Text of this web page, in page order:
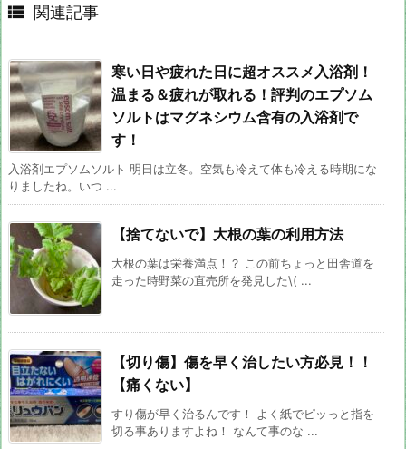
 関連記事
寒い日や疲れた日に超オススメ入浴剤！
温まる＆疲れが取れる！評判のエプソム
ソルトはマグネシウム含有の入浴剤で
す！
入浴剤エプソムソルト 明日は立冬。空気も冷えて体も冷える時期にな
りましたね。いつ ...
【捨てないで】大根の葉の利用方法
大根の葉は栄養満点！？ この前ちょっと田舎道を
走った時野菜の直売所を発見した\( ...
【切り傷】傷を早く治したい方必見！！
【痛くない】
すり傷が早く治るんです！ よく紙でピッっと指を
切る事ありますよね！ なんて事のな ...